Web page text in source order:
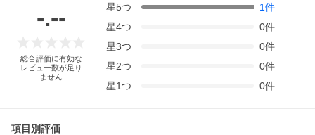
-.--
総合評価に有効な
レビュー数が足り
ません
星5つ 1件
星4つ 0件
星3つ 0件
星2つ 0件
星1つ 0件
項目別評価